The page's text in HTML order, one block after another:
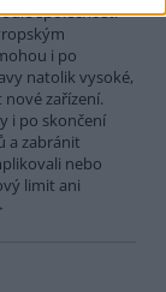
společnosti
i po
natolik vysoké,
zařízení.
i po skončení
a zabránit
nebo
limit ani